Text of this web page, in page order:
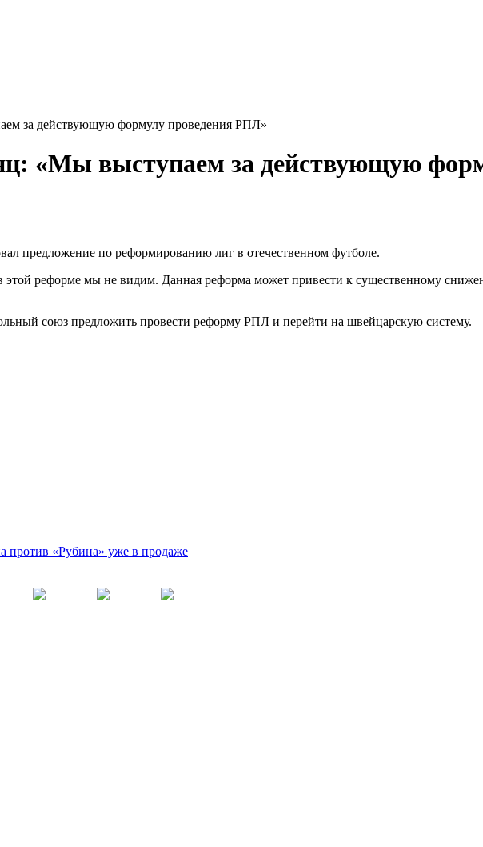
за действующую формулу проведения РПЛ»
«Мы выступаем за действующую
предложение по реформированию лиг в отечественном футболе.
реформе мы не видим. Данная реформа может привести к существенному
союз предложить провести реформу РПЛ и перейти на швейцарскую систему.
против «Рубина» уже в продаже